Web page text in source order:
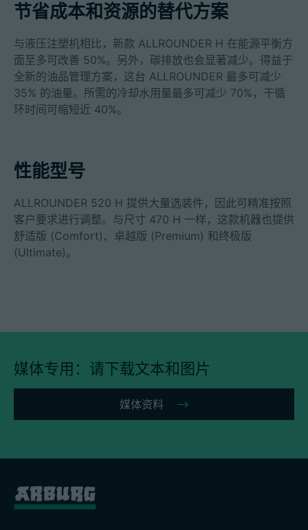
节省成本和资源的替代方案
与液压注塑机相比，新款 ALLROUNDER H 在能源平衡方
面至多可改善 50%。另外，碳排放也会显著减少。得益于
全新的油品管理方案，这台 ALLROUNDER 最多可减少
35% 的油量。所需的冷却水用量最多可减少 70%，干循
环时间可缩短近 40%。
性能型号
ALLROUNDER 520 H 提供大量选装件，因此可精准按照
客户要求进行调整。与尺寸 470 H 一样，这款机器也提供
舒适版 (Comfort)、卓越版 (Premium) 和终极版
(Ultimate)。
媒体专用：请下载文本和图片
媒体资料